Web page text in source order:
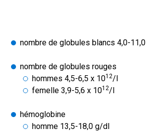
nombre de globules blancs 4,0-
nombre de globules rouges
hommes 4,5-6,5 x 1012/l
femelle 3,9-5,6 x 1012/l
hémoglobine
homme 13,5-18,0 g/dl